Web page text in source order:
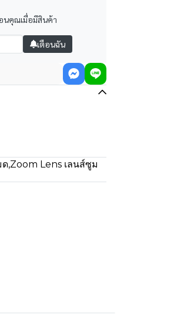
นคุณเมื่อมีสินค้า
เตือนฉัน
ด,Zoom Lens เลนส์ซูม